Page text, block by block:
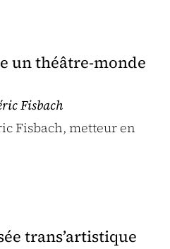
un théâtre-monde
Fisbach
Fisbach, metteur en
trans’artistique